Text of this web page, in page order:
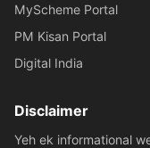
MyScheme Portal
PM Kisan Portal
Digital India
Disclaimer
Yeh ek informational